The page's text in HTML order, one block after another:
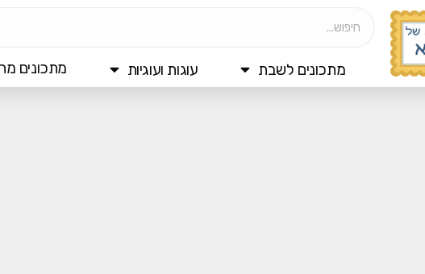
מתכונים לשבת עוגות ועוגיות מתכונים